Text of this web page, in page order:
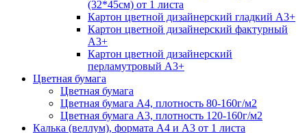
(32*45см) от 1 листа
Картон цветной дизайнерский гладкий А3+
Картон цветной дизайнерский фактурный
А3+
Картон цветной дизайнерский
перламутровый А3+
Цветная бумага
Цветная бумага
Цветная бумага А4, плотность 80-160г/м2
Цветная бумага А3, плотность 120-160г/м2
Калька (веллум), формата А4 и А3 от 1 листа